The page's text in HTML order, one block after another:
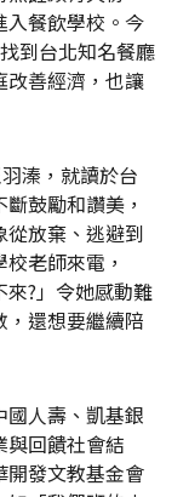
入餐飲學校。今
到台北知名餐廳
改善經濟，也讓
溱，就讀於台
鼓勵和讚美，
放棄、逃避到
老師來電，
來?」令她感動難
還想要繼續陪
人壽、凱基銀
與回饋社會結
開發文教基金會